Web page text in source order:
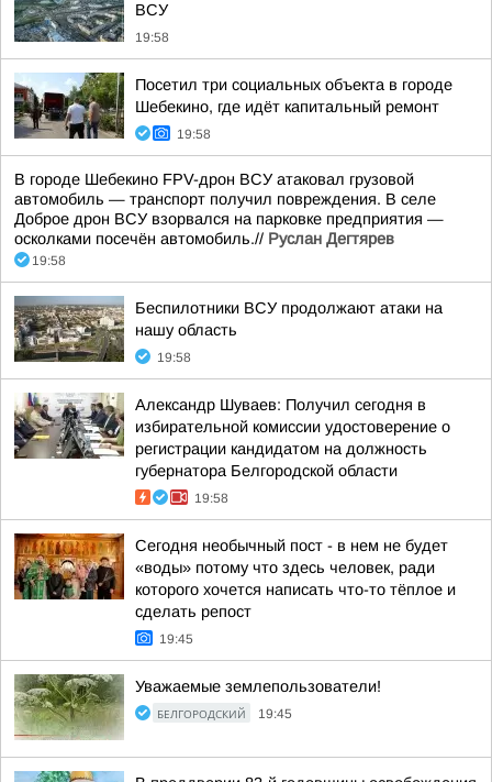
ВСУ
19:58
Посетил три социальных объекта в городе
Шебекино, где идёт капитальный ремонт
19:58
В городе Шебекино FPV-дрон ВСУ атаковал грузовой
автомобиль — транспорт получил повреждения. В селе
Доброе дрон ВСУ взорвался на парковке предприятия —
осколками посечён автомобиль.// Руслан Дегтярев
19:58
Беспилотники ВСУ продолжают атаки на
нашу область
19:58
Александр Шуваев: Получил сегодня в
избирательной комиссии удостоверение о
регистрации кандидатом на должность
губернатора Белгородской области
19:58
Сегодня необычный пост - в нем не будет
«воды» потому что здесь человек, ради
которого хочется написать что-то тёплое и
сделать репост
19:45
Уважаемые землепользователи!
БЕЛГОРОДСКИЙ 19:45